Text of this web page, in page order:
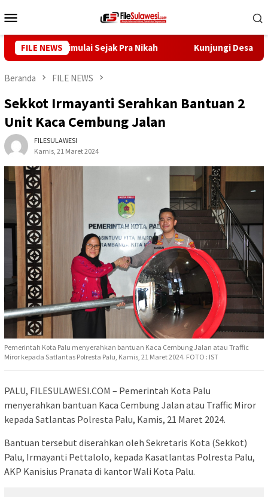
ke
Mobile
FILE NEWS
Dimulai Sejak Pra Nikah Kunjungi Desa Mire,
Beranda FILE NEWS
Sekkot Irmayanti Serahkan Bantuan 2
Unit Kaca Cembung Jalan
FILESULAWESI
Kamis, 21 Maret 2024
Pemerintah Kota Palu menyerahkan bantuan Kaca Cembung Jalan atau Traffic
Miror kepada Satlantas Polresta Palu, Kamis, 21 Maret 2024. FOTO : IST
PALU, FILESULAWESI.COM – Pemerintah Kota Palu
menyerahkan bantuan Kaca Cembung Jalan atau Traffic Miror
kepada Satlantas Polresta Palu, Kamis, 21 Maret 2024.
Bantuan tersebut diserahkan oleh Sekretaris Kota (Sekkot)
Palu, Irmayanti Pettalolo, kepada Kasatlantas Polresta Palu,
AKP Kanisius Pranata di kantor Wali Kota Palu.